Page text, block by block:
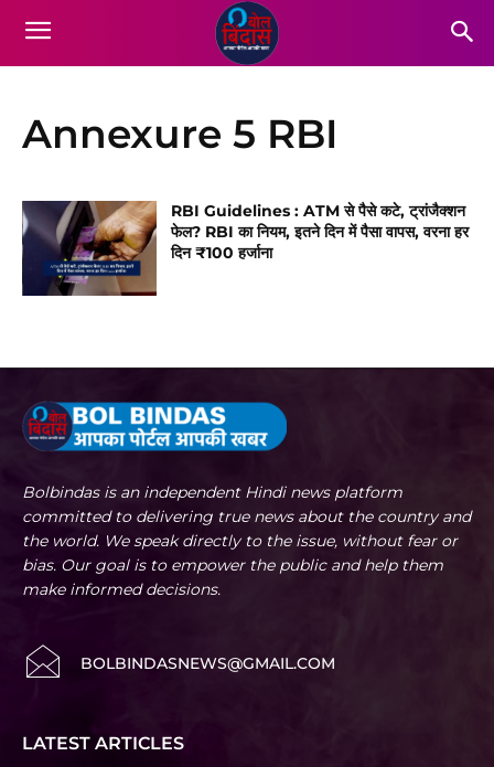
Annexure 5 RBI
RBI Guidelines : ATM से पैसे कटे, ट्रांजैक्शन
फेल? RBI का नियम, इतने दिन में पैसा वापस, वरना हर
दिन ₹100 हर्जाना
Bolbindas is an independent Hindi news platform
committed to delivering true news about the country and
the world. We speak directly to the issue, without fear or
bias. Our goal is to empower the public and help them
make informed decisions.
BOLBINDASNEWS@GMAIL.COM
LATEST ARTICLES